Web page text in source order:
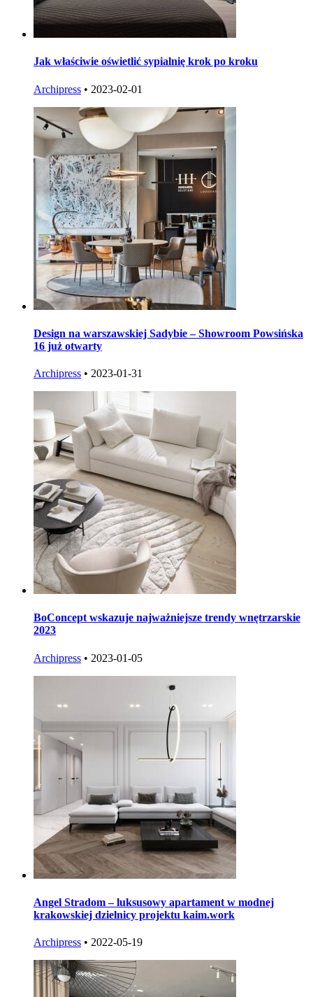
Jak właściwie oświetlić sypialnię krok po kroku
Archipress • 2023-02-01
Design na warszawskiej Sadybie – Showroom Powsińska
16 już otwarty
Archipress • 2023-01-31
BoConcept wskazuje najważniejsze trendy wnętrzarskie
2023
Archipress • 2023-01-05
Angel Stradom – luksusowy apartament w modnej
krakowskiej dzielnicy projektu kaim.work
Archipress • 2022-05-19